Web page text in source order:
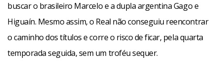
buscar o brasileiro Marcelo e a dupla argentina Gago e
Higuaín. Mesmo assim, o Real não conseguiu reencontrar
o caminho dos títulos e corre o risco de ficar, pela quarta
temporada seguida, sem um troféu sequer.